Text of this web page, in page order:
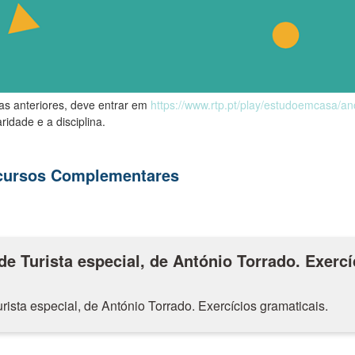
anteriores, deve entrar em https://www.rtp.pt/play/estudoemcasa/
e a disciplina.
Complementares
Turista especial, de António Torrado.
especial, de António Torrado. Exercícios gramaticais.